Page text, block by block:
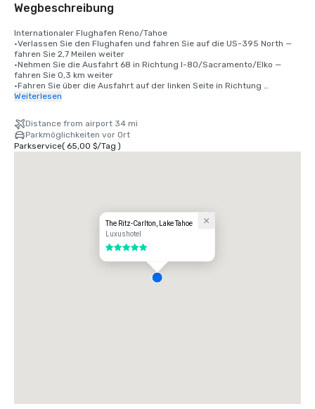
Wegbeschreibung
Internationaler Flughafen Reno/Tahoe
•Verlassen Sie den Flughafen und fahren Sie auf die US-395 North —
fahren Sie 2,7 Meilen weiter
•Nehmen Sie die Ausfahrt 68 in Richtung I-80/Sacramento/Elko —
fahren Sie 0,3 km weiter
•Fahren Sie über die Ausfahrt auf der linken Seite in Richtung
Reno/Sacramento auf die I-80 West — fahren Sie 51 km weiter
•Fahren Sie auf dem Highway 267 etwa 6 Meilen nach Süden
•Biegen Sie rechts auf die Highlands View Road ab
•Fahren Sie 4,7 Meilen die Straße hinauf und biegen Sie am Schild zum
Weiterlesen
Distance from airport 34 mi
Parkmöglichkeiten vor Ort
Parkservice( 65,00 $/Tag )
The Ritz-Carlton, Lake Tahoe
Luxushotel
5 von 5